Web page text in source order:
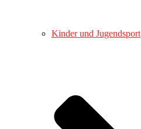
Kinder und Jugendsport